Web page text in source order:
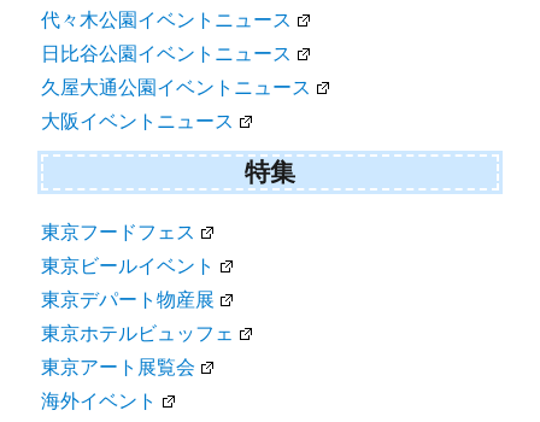
代々木公園イベントニュース
日比谷公園イベントニュース
久屋大通公園イベントニュース
大阪イベントニュース
特集
東京フードフェス
東京ビールイベント
東京デパート物産展
東京ホテルビュッフェ
東京アート展覧会
海外イベント